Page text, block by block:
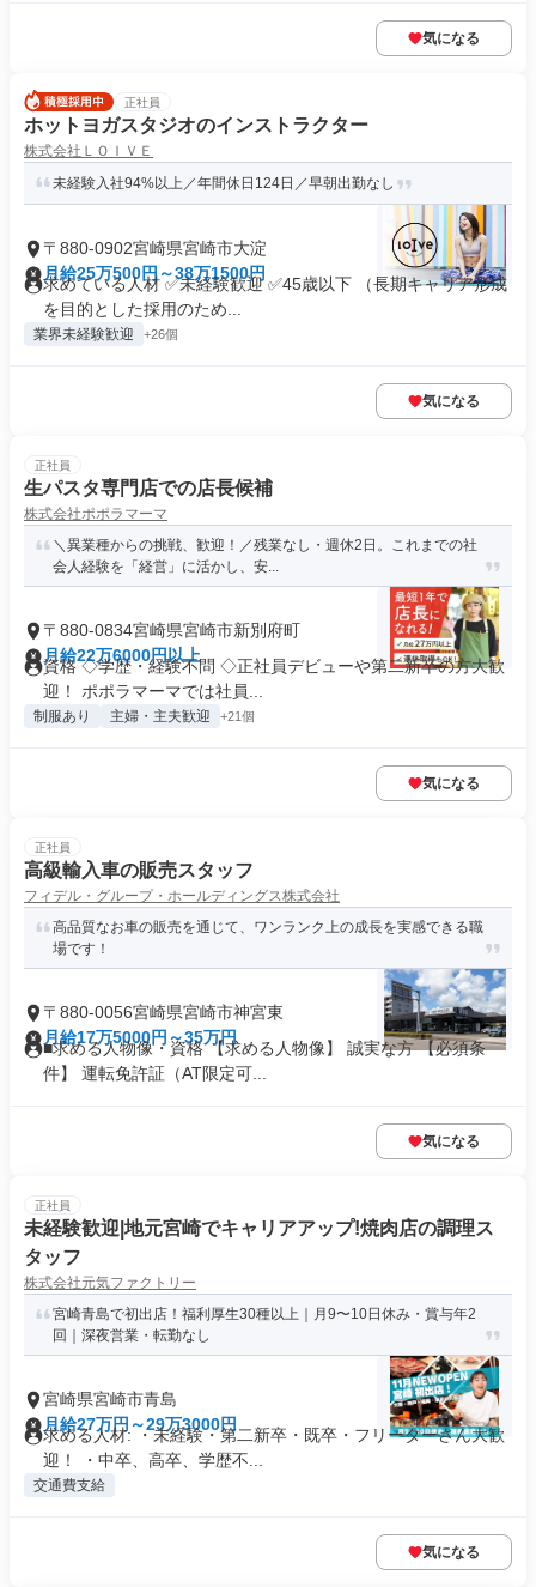
気になる
正社員
ホットヨガスタジオのインストラクター
株式会社ＬＯＩＶＥ
未経験入社94%以上／年間休日124日／早朝出勤なし
〒880-0902宮崎県宮崎市大淀
月給25万500円～38万1500円
求めている人材 ✅未経験歓迎 ✅45歳以下 （長期キャリア形成
を目的とした採用のため...
業界未経験歓迎 +26個
気になる
正社員
生パスタ専門店での店長候補
株式会社ポポラマーマ
＼異業種からの挑戦、歓迎！／残業なし・週休2日。これまでの社
会人経験を「経営」に活かし、安...
〒880-0834宮崎県宮崎市新別府町
月給22万6000円以上
資格 ◇学歴・経験不問 ◇正社員デビューや第二新卒の方大歓
迎！ ポポラマーマでは社員...
制服あり 主婦・主夫歓迎 +21個
気になる
正社員
高級輸入車の販売スタッフ
フィデル・グループ・ホールディングス株式会社
高品質なお車の販売を通じて、ワンランク上の成長を実感できる職
場です！
〒880-0056宮崎県宮崎市神宮東
月給17万5000円～35万円
■求める人物像・資格 【求める人物像】 誠実な方 【必須条
件】 運転免許証（AT限定可...
気になる
正社員
未経験歓迎|地元宮崎でキャリアアップ!焼肉店の調理ス
タッフ
株式会社元気ファクトリー
宮崎青島で初出店！福利厚生30種以上｜月9〜10日休み・賞与年2
回｜深夜営業・転勤なし
宮崎県宮崎市青島
月給27万円～29万3000円
求める人材: ・未経験・第二新卒・既卒・フリーターさん大歓
迎！ ・中卒、高卒、学歴不...
交通費支給
気になる